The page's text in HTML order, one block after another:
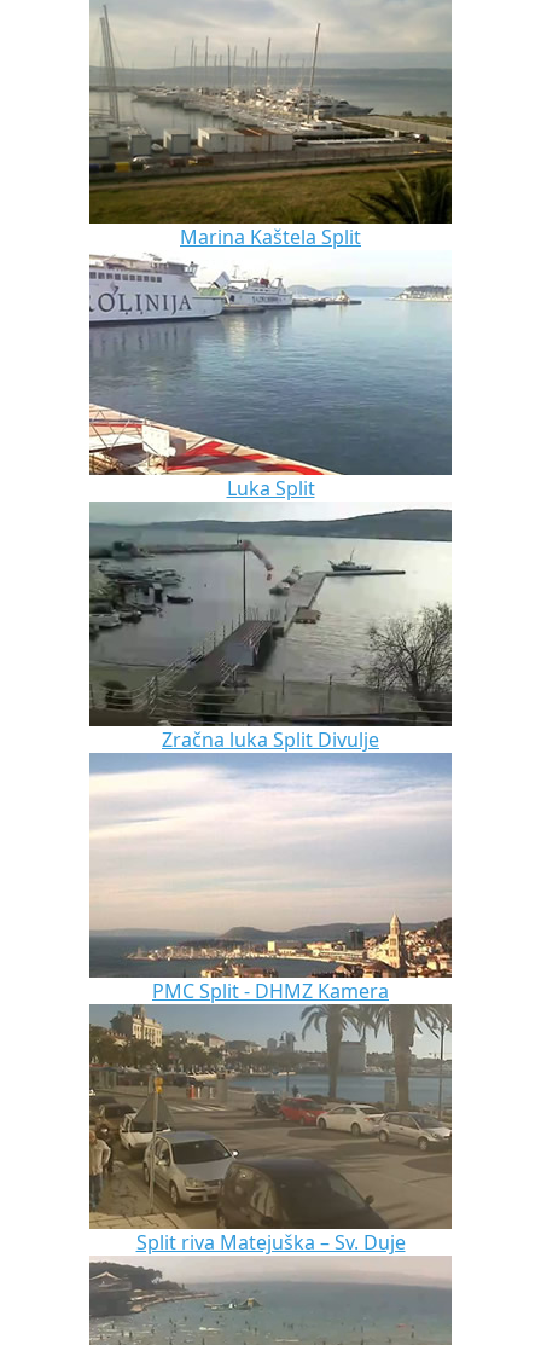
Marina Kaštela Split
Luka Split
Zračna luka Split Divulje
PMC Split - DHMZ Kamera
Split riva Matejuška – Sv. Duje